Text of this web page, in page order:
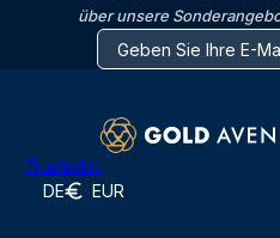
über unsere
Trustpilot
DE EUR